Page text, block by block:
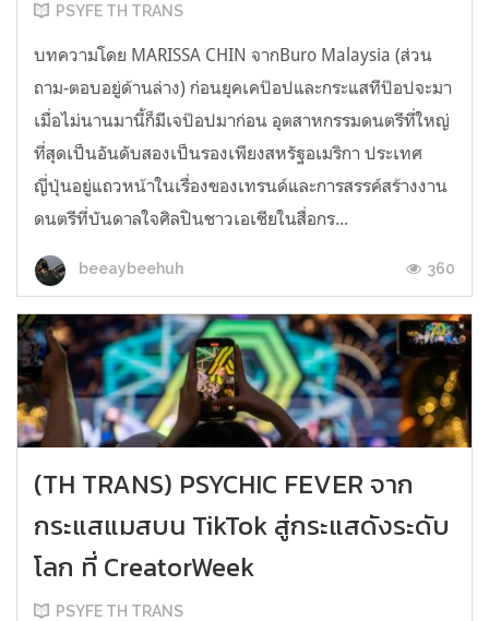
PSYFE TH TRANS
บทความโดย MARISSA CHIN จากBuro Malaysia (ส่วน
ถาม-ตอบอยู่ด้านล่าง) ก่อนยุคเคป๊อปและกระแสทีป๊อปจะมา
เมื่อไม่นานมานี้ก็มีเจป๊อปมาก่อน อุตสาหกรรมดนตรีที่ใหญ่
ที่สุดเป็นอันดับสองเป็นรองเพียงสหรัฐอเมริกา ประเทศ
ญี่ปุ่นอยู่แถวหน้าในเรื่องของเทรนด์และการสรรค์สร้างงาน
ดนตรีที่บันดาลใจศิลปินชาวเอเชียในสื่อกร...
beeaybeehuh 360
(TH TRANS) PSYCHIC FEVER จาก
กระแสแมสบน TikTok สู่กระแสดังระดับ
โลก ที่ CreatorWeek
PSYFE TH TRANS